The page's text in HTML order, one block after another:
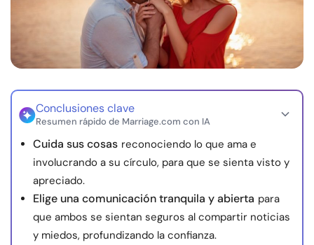
Cursos
Recursos
Encuentra un terapeuta
Conclusiones clave
Resumen rápido de Marriage.com con IA
Cuida sus cosas reconociendo lo que ama e
involucrando a su círculo, para que se sienta visto y
apreciado.
Elige una comunicación tranquila y abierta para
que ambos se sientan seguros al compartir noticias
y miedos, profundizando la confianza.